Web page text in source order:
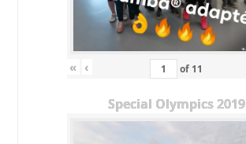
« ‹ of 11
Special Olympics 2019